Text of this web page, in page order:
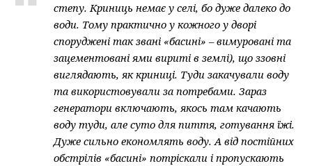
степу. Криниць немає у селі, бо дуже далеко до
води. Тому практично у кожного у дворі
споруджені так звані «басині» – вимуровані та
зацементовані ями вириті в землі), що ззовні
виглядають, як криниці. Туди закачували воду
та використовували за потребами. Зараз
генератори включають, якось там качають
воду туди, але суто для пиття, готування їжі.
Дуже сильно економлять воду. А від постійних
обстрілів «басині» потріскали і пропускають